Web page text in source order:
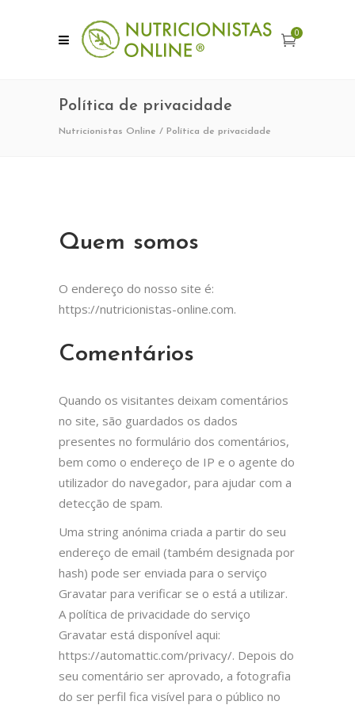
0
Política de privacidade
Nutricionistas Online / Política de privacidade
Quem somos
O endereço do nosso site é:
https://nutricionistas-online.com.
Comentários
Quando os visitantes deixam comentários
no site, são guardados os dados
presentes no formulário dos comentários,
bem como o endereço de IP e o agente do
utilizador do navegador, para ajudar com a
detecção de spam.
Uma string anónima criada a partir do seu
endereço de email (também designada por
hash) pode ser enviada para o serviço
Gravatar para verificar se o está a utilizar.
A política de privacidade do serviço
Gravatar está disponível aqui:
https://automattic.com/privacy/. Depois do
seu comentário ser aprovado, a fotografia
do ser perfil fica visível para o público no